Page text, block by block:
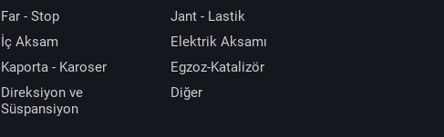
Far - Stop
Jant - Lastik
İç Aksam
Elektrik Aksamı
Kaporta - Karoser
Egzoz-Katalizör
Direksiyon ve
Süspansiyon
Diğer